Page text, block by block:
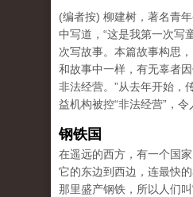
(编者按) 柳建树，著名青
中写道，“这是我第一次写
次写故事。本篇故事构思
和故事中一样，有无辜者
非法经营。”从去年开始，
益机构被控“非法经营”，令
钢铁国
在遥远的西方，有一个国
它的东边到西边，连最快的
那里盛产钢铁，所以人们叫